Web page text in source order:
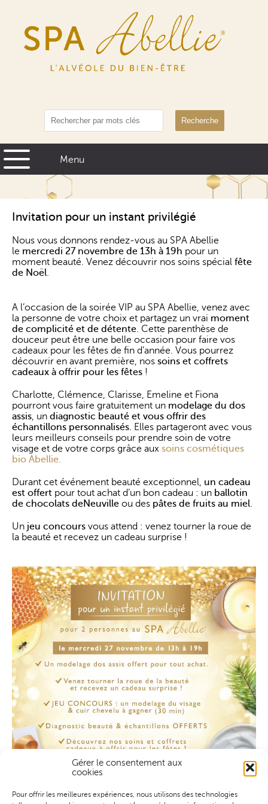
Gérer le consentement aux
cookies
Pour offrir les meilleures expériences, nous utilisons des technologies
Recherche
Invitation pour un instant privilégié
Nous vous donnons rendez-vous au SPA Abellie
le mercredi 27 novembre de 13h à 19h pour un
moment beauté. Venez découvrir nos soins spécial fête
de Noël.
A l’occasion de la soirée VIP au SPA Abellie, venez avec
la personne de votre choix et partagez un vrai moment
de complicité et de détente. Cette parenthèse de
douceur peut être une belle occasion pour faire vos
cadeaux pour les fêtes de fin d’année. Vous pourrez
découvrir en avant première, nos soins et coffrets
cadeaux à offrir pour les fêtes !
Charlotte, Clémence, Clarisse, Emeline et Fiona
pourront vous faire gratuitement un modelage du dos
assis, un diagnostic beauté et vous offrir des
échantillons personnalisés. Elles partageront avec vous
leurs meilleurs conseils pour prendre soin de votre
visage et de votre corps grâce aux soins cosmétiques
bio Abellie.
Durant cet événement beauté exceptionnel, un cadeau
est offert pour tout achat d’un bon cadeau : un ballotin
de chocolats deNeuville ou des pâtes de fruits au miel.
Un jeu concours vous attend : venez tourner la roue de
la beauté et recevez un cadeau surprise !